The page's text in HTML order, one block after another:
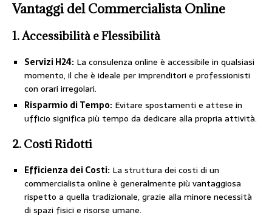
Vantaggi del Commercialista Online
1. Accessibilità e Flessibilità
Servizi H24: La consulenza online è accessibile in qualsiasi
momento, il che è ideale per imprenditori e professionisti
con orari irregolari.
Risparmio di Tempo: Evitare spostamenti e attese in
ufficio significa più tempo da dedicare alla propria attività.
2. Costi Ridotti
Efficienza dei Costi: La struttura dei costi di un
commercialista online è generalmente più vantaggiosa
rispetto a quella tradizionale, grazie alla minore necessità
di spazi fisici e risorse umane.